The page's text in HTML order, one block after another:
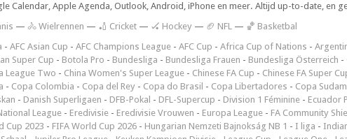
Calendar, Apple Agenda, Outlook, Android, iPhone en meer. Altijd up-to-date, en
— 🚴 Wielrennen — 🏏 Cricket — 🏑 Hockey — 🏈 NFL — 🏀 Basketbal
- AFC Asian Cup - AFC Champions League - AFC Cup - Africa Cup of Nations -
Super Cup - Botola Pro - Bundesliga - Bundesliga Frauen - Bundesliga Österreich -
League Two - China Women's Super League - Chinese FA Cup - Chinese FA Super
- Copa Colombia - Copa del Rey - Copa do Brasil - Copa Libertadores - Copa
- Danish Superligaen - DFB-Pokal - DFL-Supercup - Division 1 Féminine - Ecuador
League - Eredivisie - Eredivisie Vrouwen - Europa League - FA Community
Cup 2023 - FIFA World Cup 2026 - Hungarian Nemzeti Bajnokság NB 1 - I liga -